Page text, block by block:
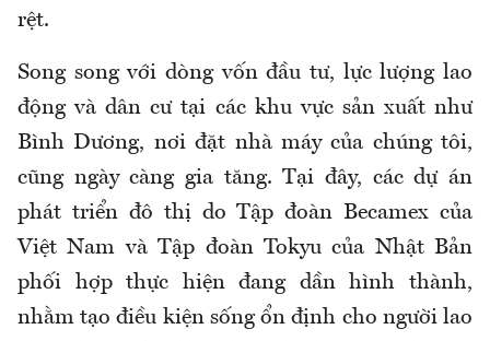
rệt.
Song song với dòng vốn đầu tư, lực lượng lao
động và dân cư tại các khu vực sản xuất như
Bình Dương, nơi đặt nhà máy của chúng tôi,
cũng ngày càng gia tăng. Tại đây, các dự án
phát triển đô thị do Tập đoàn Becamex của
Việt Nam và Tập đoàn Tokyu của Nhật Bản
phối hợp thực hiện đang dần hình thành,
nhằm tạo điều kiện sống ổn định cho người lao